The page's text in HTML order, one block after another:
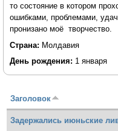
то состояние в котором
ошибками, проблемами,
пронизано моё творчество.
Страна: Молдавия
День рождения: 1 января
Заголовок
Задержались июньские